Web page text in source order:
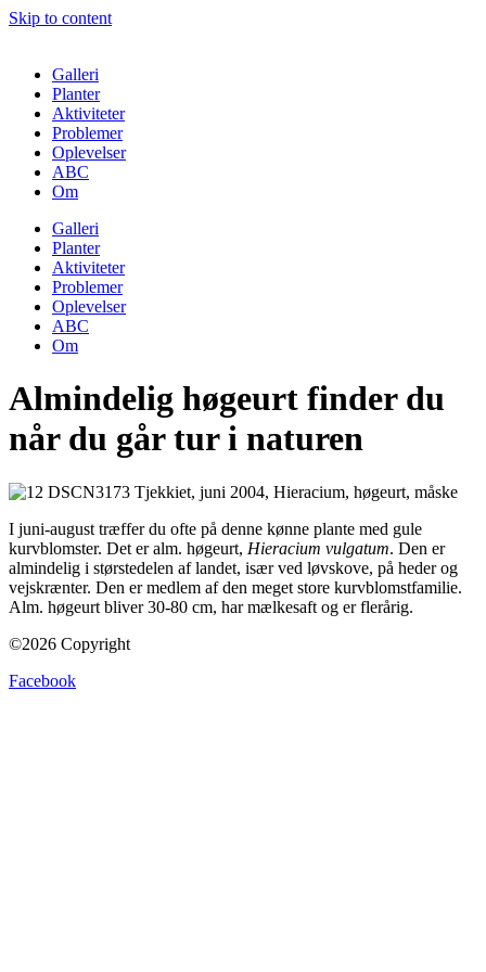
Skip to content
Galleri
Planter
Aktiviteter
Problemer
Oplevelser
ABC
Om
Galleri
Planter
Aktiviteter
Problemer
Oplevelser
ABC
Om
Almindelig høgeurt finder du
når du går tur i naturen
I juni-august træffer du ofte på denne kønne plante med gule
kurvblomster. Det er alm. høgeurt, Hieracium vulgatum. Den er
almindelig i størstedelen af landet, især ved løvskove, på heder og
vejskrænter. Den er medlem af den meget store kurvblomstfamilie.
Alm. høgeurt bliver 30-80 cm, har mælkesaft og er flerårig.
©2026 Copyright
Facebook